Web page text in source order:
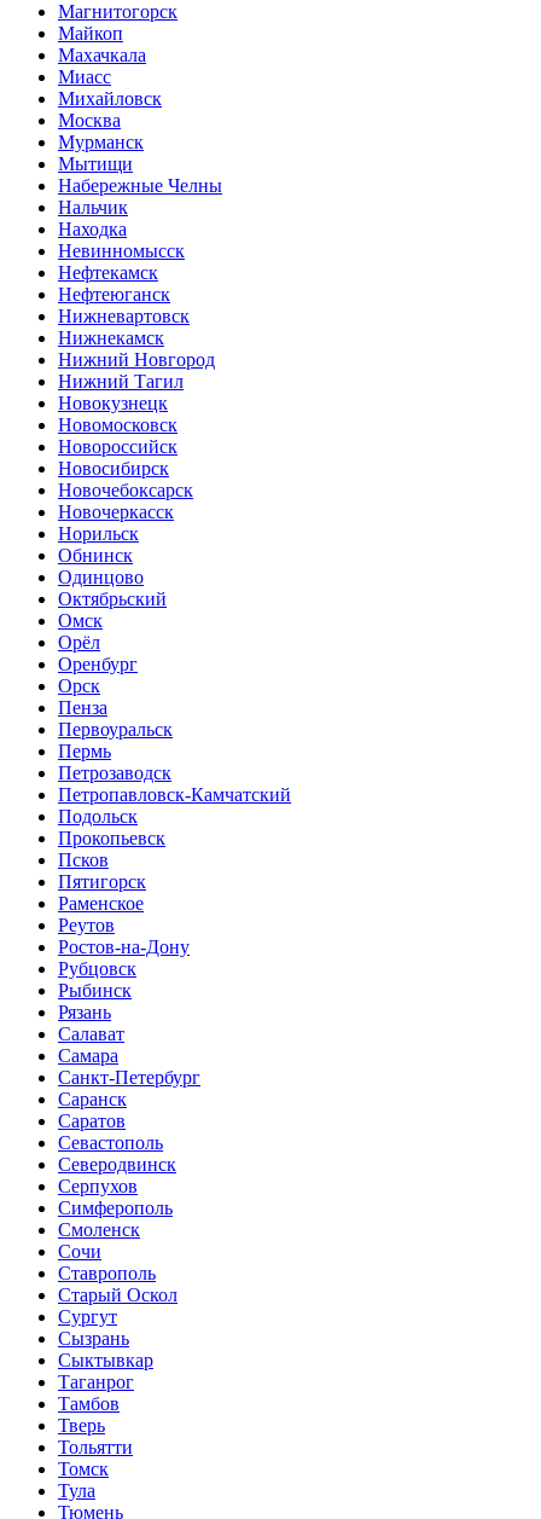
Магнитогорск
Майкоп
Махачкала
Миасс
Михайловск
Москва
Мурманск
Мытищи
Набережные Челны
Нальчик
Находка
Невинномысск
Нефтекамск
Нефтеюганск
Нижневартовск
Нижнекамск
Нижний Новгород
Нижний Тагил
Новокузнецк
Новомосковск
Новороссийск
Новосибирск
Новочебоксарск
Новочеркасск
Норильск
Обнинск
Одинцово
Октябрьский
Омск
Орёл
Оренбург
Орск
Пенза
Первоуральск
Пермь
Петрозаводск
Петропавловск-Камчатский
Подольск
Прокопьевск
Псков
Пятигорск
Раменское
Реутов
Ростов-на-Дону
Рубцовск
Рыбинск
Рязань
Салават
Самара
Санкт-Петербург
Саранск
Саратов
Севастополь
Северодвинск
Серпухов
Симферополь
Смоленск
Сочи
Ставрополь
Старый Оскол
Сургут
Сызрань
Сыктывкар
Таганрог
Тамбов
Тверь
Тольятти
Томск
Тула
Тюмень